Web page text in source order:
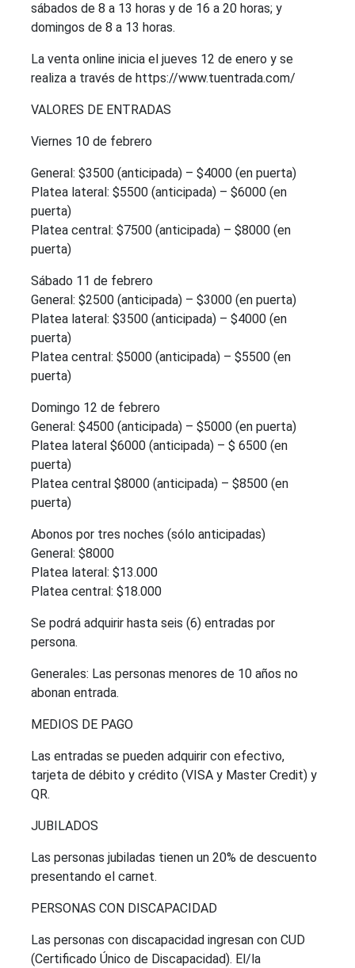
sábados de 8 a 13 horas y de 16 a 20 horas; y
domingos de 8 a 13 horas.
La venta online inicia el jueves 12 de enero y se
realiza a través de https://www.tuentrada.com/
VALORES DE ENTRADAS
Viernes 10 de febrero
General: $3500 (anticipada) – $4000 (en puerta)
Platea lateral: $5500 (anticipada) – $6000 (en
puerta)
Platea central: $7500 (anticipada) – $8000 (en
puerta)
Sábado 11 de febrero
General: $2500 (anticipada) – $3000 (en puerta)
Platea lateral: $3500 (anticipada) – $4000 (en
puerta)
Platea central: $5000 (anticipada) – $5500 (en
puerta)
Domingo 12 de febrero
General: $4500 (anticipada) – $5000 (en puerta)
Platea lateral $6000 (anticipada) – $ 6500 (en
puerta)
Platea central $8000 (anticipada) – $8500 (en
puerta)
Abonos por tres noches (sólo anticipadas)
General: $8000
Platea lateral: $13.000
Platea central: $18.000
Se podrá adquirir hasta seis (6) entradas por
persona.
Generales: Las personas menores de 10 años no
abonan entrada.
MEDIOS DE PAGO
Las entradas se pueden adquirir con efectivo,
tarjeta de débito y crédito (VISA y Master Credit) y
QR.
JUBILADOS
Las personas jubiladas tienen un 20% de descuento
presentando el carnet.
PERSONAS CON DISCAPACIDAD
Las personas con discapacidad ingresan con CUD
(Certificado Único de Discapacidad). El/la